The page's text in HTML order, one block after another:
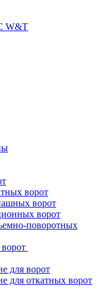
W&T
ворот
ворот
ворот
поворотных
для ворот
для откатных ворот